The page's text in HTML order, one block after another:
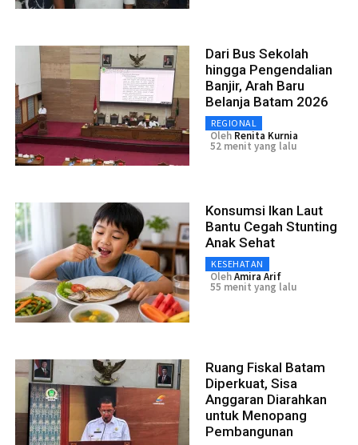
Dari Bus Sekolah
hingga Pengendalian
Banjir, Arah Baru
Belanja Batam 2026
REGIONAL
Oleh Renita Kurnia
52 menit yang lalu
Konsumsi Ikan Laut
Bantu Cegah Stunting
Anak Sehat
KESEHATAN
OlehAmira Arif
55 menit yang lalu
Ruang Fiskal Batam
Diperkuat, Sisa
Anggaran Diarahkan
untuk Menopang
Pembangunan